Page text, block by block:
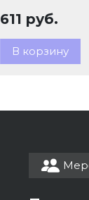
611 руб.
В корзину